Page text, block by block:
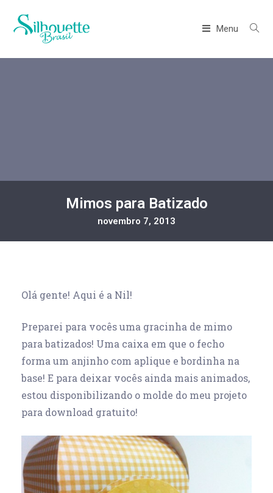
Menu
Mimos para Batizado
novembro 7, 2013
Olá gente! Aqui é a Nil!
Preparei para vocês uma gracinha de mimo
para batizados! Uma caixa em que o fecho
forma um anjinho com aplique e bordinha na
base! E para deixar vocês ainda mais animados,
estou disponibilizando o molde do meu projeto
para download gratuito!